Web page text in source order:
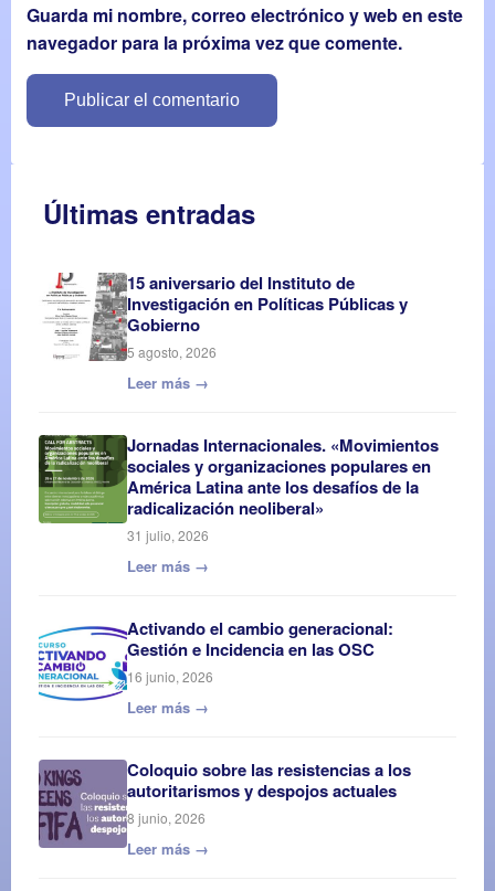
Guarda mi nombre, correo electrónico y web en este
navegador para la próxima vez que comente.
Últimas entradas
15 aniversario del Instituto de
Investigación en Políticas Públicas y
Gobierno
5 agosto, 2026
Leer más →
Jornadas Internacionales. «Movimientos
sociales y organizaciones populares en
América Latina ante los desafíos de la
radicalización neoliberal»
31 julio, 2026
Leer más →
Activando el cambio generacional:
Gestión e Incidencia en las OSC
16 junio, 2026
Leer más →
Coloquio sobre las resistencias a los
autoritarismos y despojos actuales
8 junio, 2026
Leer más →